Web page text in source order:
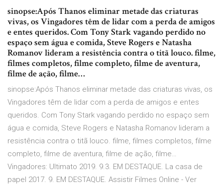
sinopse:Após Thanos eliminar metade das criaturas
vivas, os Vingadores têm de lidar com a perda de amigos
e entes queridos. Com Tony Stark vagando perdido no
espaço sem água e comida, Steve Rogers e Natasha
Romanov lideram a resistência contra o titã louco. filme,
filmes completos, filme completo, filme de aventura,
filme de ação, filme…
sinopse:Após Thanos eliminar metade das criaturas vivas, os
Vingadores têm de lidar com a perda de amigos e entes
queridos. Com Tony Stark vagando perdido no espaço sem
água e comida, Steve Rogers e Natasha Romanov lideram a
resistência contra o titã louco. filme, filmes completos, filme
completo, filme de aventura, filme de ação, filme…
Vingadores: Ultimato 2019. 9.3. EM DESTAQUE. La casa de
papel 2017. 9. EM DESTAQUE. Assistir Filmes Online - Ver